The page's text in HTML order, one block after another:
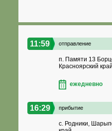
11:59 отправление
п. Памяти 13
Красноярский край
ежедневно
16:29 прибытие
с. Родники,